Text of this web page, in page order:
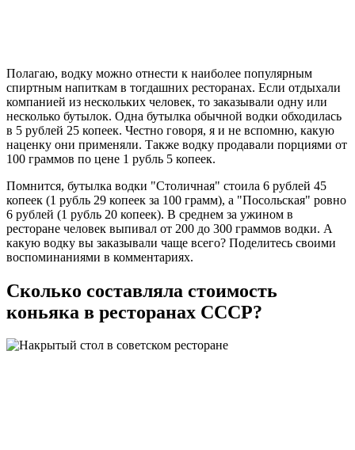
Полагаю, водку можно отнести к наиболее популярным
спиртным напиткам в тогдашних ресторанах. Если отдыхали
компанией из нескольких человек, то заказывали одну или
несколько бутылок. Одна бутылка обычной водки обходилась
в 5 рублей 25 копеек. Честно говоря, я и не вспомню, какую
наценку они применяли. Также водку продавали порциями от
100 граммов по цене 1 рубль 5 копеек.
Помнится, бутылка водки "Столичная" стоила 6 рублей 45
копеек (1 рубль 29 копеек за 100 грамм), а "Посольская" ровно
6 рублей (1 рубль 20 копеек). В среднем за ужином в
ресторане человек выпивал от 200 до 300 граммов водки. А
какую водку вы заказывали чаще всего? Поделитесь своими
воспоминаниями в комментариях.
Сколько составляла стоимость
коньяка в ресторанах СССР?